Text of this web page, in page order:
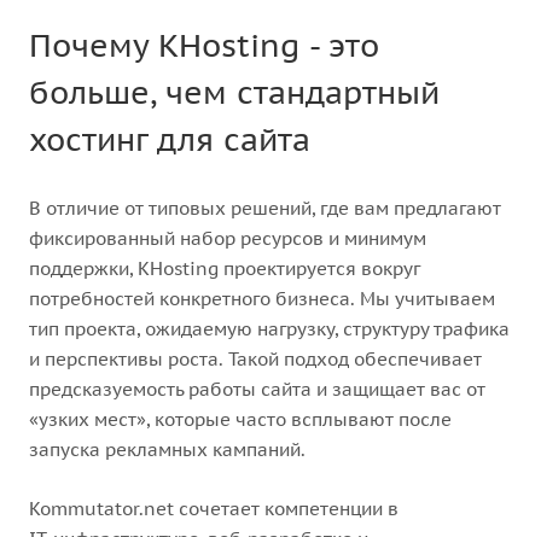
Почему KHosting - это
больше, чем стандартный
хостинг для сайта
В отличие от типовых решений, где вам предлагают
фиксированный набор ресурсов и минимум
поддержки, KHosting проектируется вокруг
потребностей конкретного бизнеса. Мы учитываем
тип проекта, ожидаемую нагрузку, структуру трафика
и перспективы роста. Такой подход обеспечивает
предсказуемость работы сайта и защищает вас от
«узких мест», которые часто всплывают после
запуска рекламных кампаний.
Kommutator.net сочетает компетенции в